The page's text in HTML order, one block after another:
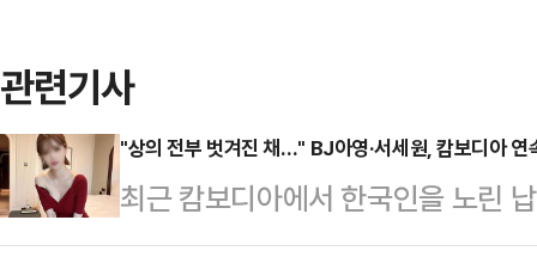
관련기사
"상의 전부 벗겨진 채…" BJ아영·서세원, 캄보디아 연
최근 캄보디아에서 한국인을 노린
년 전 고(故) BJ아영(본명 변아영)